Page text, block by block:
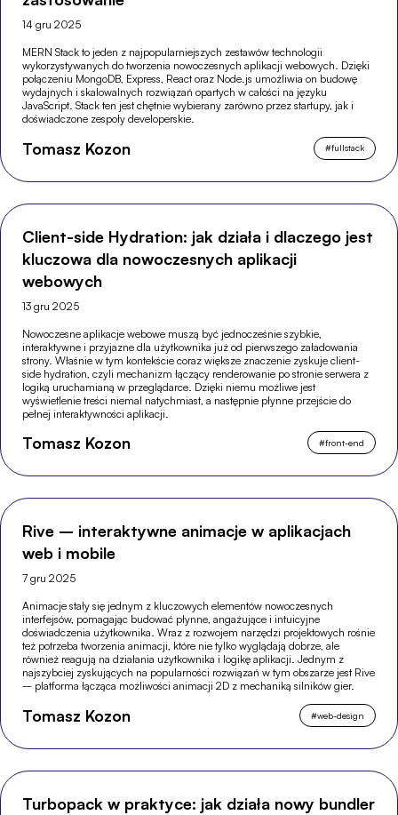
14 gru 2025
MERN Stack to jeden z najpopularniejszych zestawów technologii
wykorzystywanych do tworzenia nowoczesnych aplikacji webowych. Dzięki
połączeniu MongoDB, Express, React oraz Node.js umożliwia on budowę
wydajnych i skalowalnych rozwiązań opartych w całości na języku
JavaScript. Stack ten jest chętnie wybierany zarówno przez startupy, jak i
doświadczone zespoły developerskie.
Tomasz Kozon #fullstack
Client-side Hydration: jak działa i dlaczego jest
kluczowa dla nowoczesnych aplikacji
webowych
13 gru 2025
Nowoczesne aplikacje webowe muszą być jednocześnie szybkie,
interaktywne i przyjazne dla użytkownika już od pierwszego załadowania
strony. Właśnie w tym kontekście coraz większe znaczenie zyskuje client-
side hydration, czyli mechanizm łączący renderowanie po stronie serwera z
logiką uruchamianą w przeglądarce. Dzięki niemu możliwe jest
wyświetlenie treści niemal natychmiast, a następnie płynne przejście do
pełnej interaktywności aplikacji.
Tomasz Kozon #front-end
Rive – interaktywne animacje w aplikacjach
web i mobile
7 gru 2025
Animacje stały się jednym z kluczowych elementów nowoczesnych
interfejsów, pomagając budować płynne, angażujące i intuicyjne
doświadczenia użytkownika. Wraz z rozwojem narzędzi projektowych rośnie
też potrzeba tworzenia animacji, które nie tylko wyglądają dobrze, ale
również reagują na działania użytkownika i logikę aplikacji. Jednym z
najszybciej zyskujących na popularności rozwiązań w tym obszarze jest Rive
– platforma łącząca możliwości animacji 2D z mechaniką silników gier.
Tomasz Kozon #web-design
Turbopack w praktyce: jak działa nowy bundler